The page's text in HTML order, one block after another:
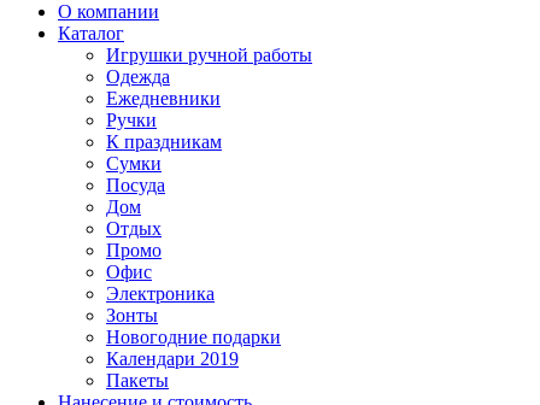
О компании
Каталог
Игрушки ручной работы
Одежда
Ежедневники
Ручки
К праздникам
Сумки
Посуда
Дом
Отдых
Промо
Офис
Электроника
Зонты
Новогодние подарки
Календари 2019
Пакеты